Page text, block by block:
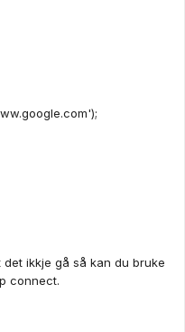
);
ikkje gå så kan du bruke
connect.